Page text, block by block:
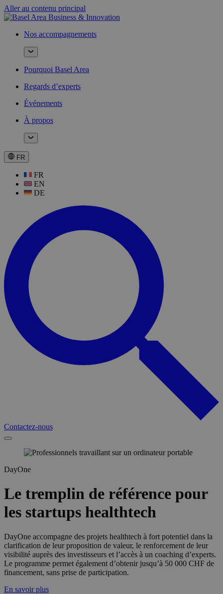
Aller au contenu principal
Nos accompagnements
Pourquoi Basel Area
Regards d’experts
Événements
À propos
FR
FR
EN
DE
Contactez-nous
DayOne
Le tremplin de référence pour
les startups healthtech
DayOne accompagne des projets healthtech à fort potentiel dans la
clarification de leur proposition de valeur, le renforcement de leur
visibilité auprès des investisseurs et l’accès à un coaching d’experts.
Le programme permet également d’obtenir jusqu’à 50 000 CHF de
financement, sans prise de participation.
En savoir plus